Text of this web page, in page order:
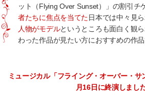
ット（Flying Over Sunset）」の割引チ
者たちに焦点を当てた日本では中々見
人物がモデルというところも面白く観
わった作品が見たい方におすすめの作品
ミュージカル「フライング・オーバー・
月16日に終演しました